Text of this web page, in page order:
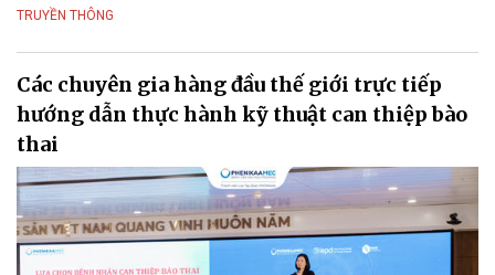
TRUYỀN THÔNG
Các chuyên gia hàng đầu thế giới trực tiếp
hướng dẫn thực hành kỹ thuật can thiệp bào
thai